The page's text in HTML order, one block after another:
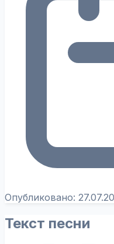
Опубликовано:
Текст песни